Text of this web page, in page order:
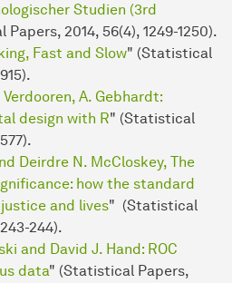
Studien (3rd
2014, 56(4), 1249-1250).
Fast and Slow" (Statistical
Verdooren, A. Gebhardt:
design with R" (Statistical
Deirdre N. McCloskey, The
how the standard
and lives" (Statistical
244).
and David J. Hand: ROC
data" (Statistical Papers,